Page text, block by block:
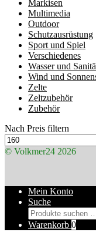
Markisen
Multimedia
Outdoor
Schutzausrüstung
Sport und Spiel
Verschiedenes
Wasser und
Wind und
Zelte
Zeltzubehör
Zubehör
Nach Preis filtern
Min.
Preis
© Volkmer24 2026
Mein Konto
Suche
Suchen
nach:
Warenkorb 0